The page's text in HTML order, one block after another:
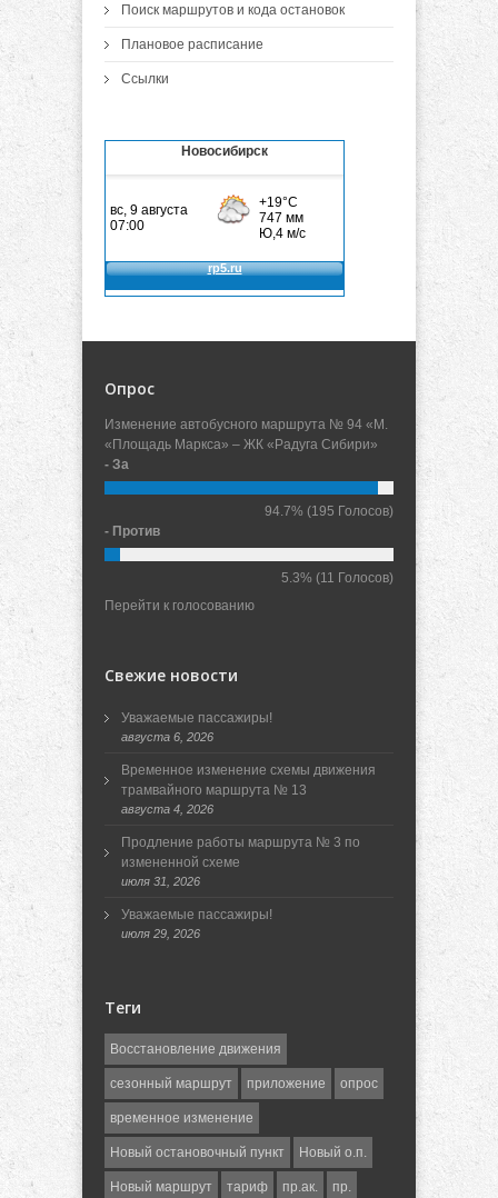
Поиск маршрутов и кода остановок
Плановое расписание
Ссылки
Новосибирск
Опрос
Изменение автобусного маршрута № 94 «М.
«Площадь Маркса» – ЖК «Радуга Сибири»
- За
94.7% (195 Голосов)
- Против
5.3% (11 Голосов)
Перейти к голосованию
Свежие новости
Уважаемые пассажиры!
августа 6, 2026
Временное изменение схемы движения
трамвайного маршрута № 13
августа 4, 2026
Продление работы маршрута № 3 по
измененной схеме
июля 31, 2026
Уважаемые пассажиры!
июля 29, 2026
Теги
Восстановление движения
сезонный маршрут приложение опрос
временное изменение
Новый остановочный пункт Новый о.п.
Новый маршрут тариф пр.ак. пр.